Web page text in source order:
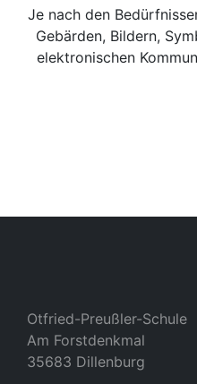
Je nach den
Gebärden, Bildern,
elektronischen
Otfried-Preußler-Schule
Am Forstdenkmal
35683 Dillenburg